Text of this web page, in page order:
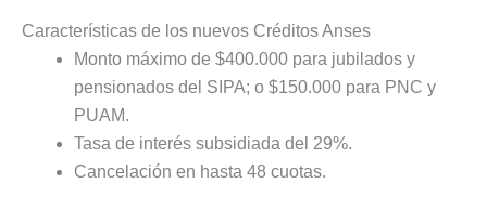
Características de los nuevos Créditos Anses
Monto máximo de $400.000 para jubilados y
pensionados del SIPA; o $150.000 para PNC y
PUAM.
Tasa de interés subsidiada del 29%.
Cancelación en hasta 48 cuotas.